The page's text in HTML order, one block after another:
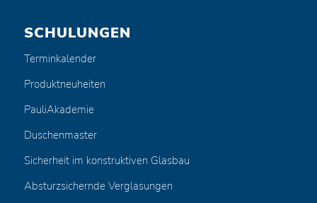
SCHULUNGEN
Terminkalender
Produktneuheiten
PauliAkademie
Duschenmaster
Sicherheit im konstruktiven Glasbau
Absturzsichernde Verglasungen